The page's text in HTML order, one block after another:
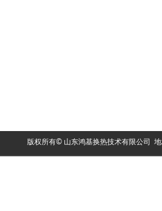
版权所有© 山东鸿基换热技术有限公司